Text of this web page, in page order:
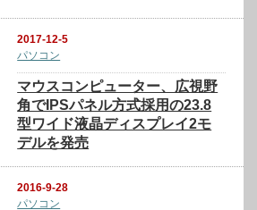
2017-12-5
パソコン
マウスコンピューター、広視野
角でIPSパネル方式採用の23.8
型ワイド液晶ディスプレイ2モ
デルを発売
2016-9-28
パソコン